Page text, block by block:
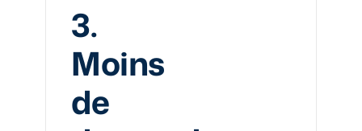
3.
Moins
de